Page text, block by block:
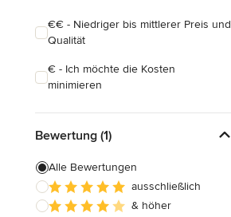
€€ - Niedriger bis mittlerer Preis und
Qualität
€ - Ich möchte die Kosten
minimieren
Bewertung (1)
Alle Bewertungen
ausschließlich
& höher